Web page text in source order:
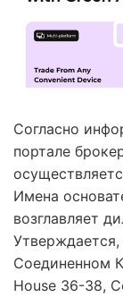
Согласно
портале
Имена
возглавляет
Соединенном
House 36-38,